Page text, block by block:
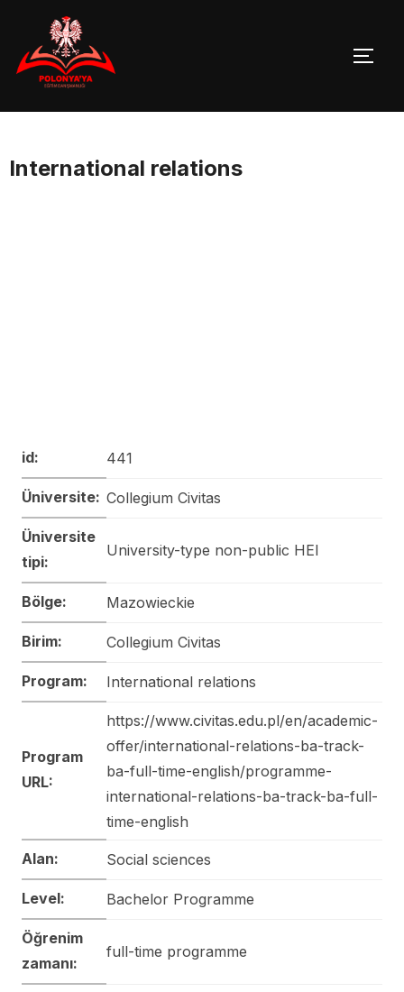
content
International relations
id: 441
Üniversite: Collegium Civitas
Üniversite
tipi:
University-type non-public HEI
Bölge: Mazowieckie
Birim: Collegium Civitas
Program: International relations
Program
URL:
https://www.civitas.edu.pl/en/academic-
offer/international-relations-ba-track-
ba-full-time-english/programme-
international-relations-ba-track-ba-full-
time-english
Alan: Social sciences
Level: Bachelor Programme
Öğrenim
zamanı:
full-time programme